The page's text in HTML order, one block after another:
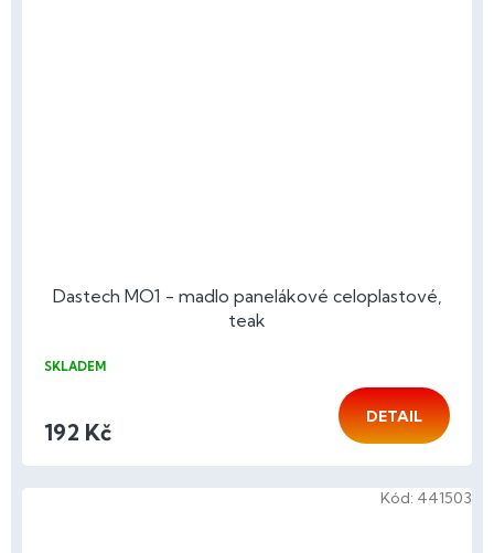
Dastech MO1 - madlo panelákové celoplastové,
teak
SKLADEM
192 Kč
DETAIL
Kód: 441503